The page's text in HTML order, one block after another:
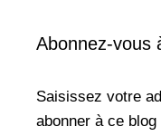
Abonnez-vous
Saisissez votre
abonner à ce